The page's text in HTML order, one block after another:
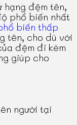
hạng đệm tên,
phổ biến nhất
biến thấp
tên, cho dù với
đệm đi kèm
giúp cho
người tại